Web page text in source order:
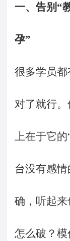
一、 告别“
孕”
很多学员
对了就行
上在于它
台没有感
确，听起来
怎么破？